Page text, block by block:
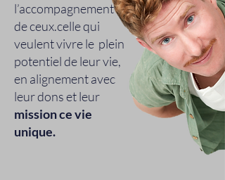
l’accompagnement
de ceux.celle qui
veulent vivre le plein
potentiel de leur vie,
en alignement avec
leur dons et leur
mission ce vie
unique.